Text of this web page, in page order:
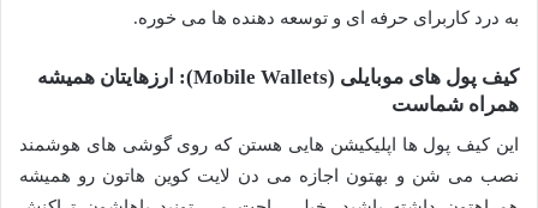
به درد کاربرای حرفه ای و توسعه دهنده ها می خوره.
کیف پول های موبایلی (Mobile Wallets): ارزهایتان همیشه
همراه شماست
این کیف پول ها اپلیکیشن هایی هستن که روی گوشی های هوشمند
نصب می شن و بهتون اجازه می دن لایت کوین هاتون رو همیشه